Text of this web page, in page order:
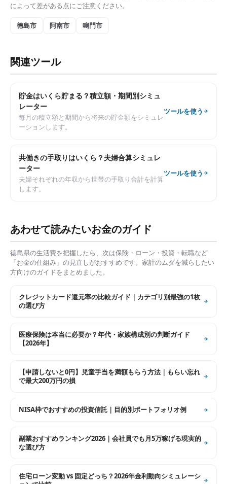
によって差がある点にご注意ください。
徳島市 阿南市 鳴門市
関連ツール
貯金はいくら貯まる？積立額・期間別シミュ
レーター
毎月の積立額と期間から将来の貯金額をシミュレ
ーションします。
ツールを使う
共働きの手取りはいくら？夫婦合算シミュレ
ーター
夫婦それぞれの年収から世帯の手取り合計を計算
します。
ツールを使う
あわせて読みたいお金のガイド
徳島県の生活費を把握したら、次は保険・ローン・投資・転職など
「お金の仕組み」の見直しがおすすめです。家計のムダを減らしたい
方向けのガイドをまとめました。
クレジットカード還元率の比較ガイド｜カテゴリ別最強の1枚
の選び方
医療保険は本当に必要か？年代・家族構成別の判断ガイド
【2026年】
【申請しないと0円】児童手当を満額もらう方法｜もらい忘れ
で最大200万円の損
NISA枠でおすすめの投資信託｜目的別ポートフォリオ例
副業おすすめランキング2026｜会社員でも月5万稼げる現実的
な選び方
住宅ローン変動 vs 固定どっち？2026年金利動向シミュレーシ